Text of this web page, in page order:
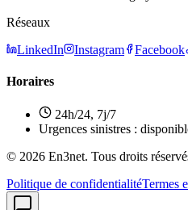
Réseaux
LinkedIn
Instagram Facebook
Horaires
24h/24, 7j/7
Urgences sinistres :
© 2026 En3net. Tous droits
Politique de confidentialitéTermes